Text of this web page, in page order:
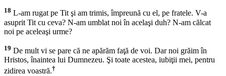
18 L-am rugat pe Tit şi am trimis, împreună cu el, pe fratele. V-a
asuprit Tit cu ceva? N-am umblat noi în acelaşi duh? N-am călcat
noi pe aceleaşi urme?
19 De mult vi se pare că ne apărăm faţă de voi. Dar noi grăim în
Hristos, înaintea lui Dumnezeu. Şi toate acestea, iubiţii mei, pentru
zidirea voastră.†